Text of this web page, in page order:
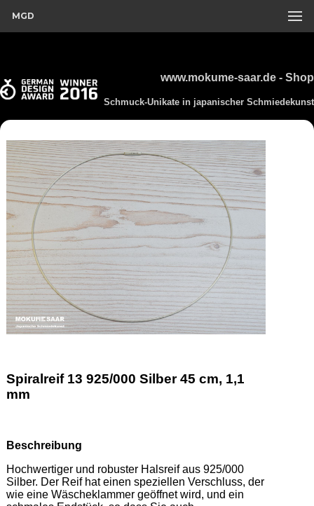
MGD
www.mokume-saar.de - Shop
Schmuck-Unikate in japanischer Schmiedekunst
Spiralreif 13 925/000 Silber 45 cm, 1,1
mm
Beschreibung
Hochwertiger und robuster Halsreif aus 925/000
Silber. Der Reif hat einen speziellen Verschluss, der
wie eine Wäscheklammer geöffnet wird, und ein